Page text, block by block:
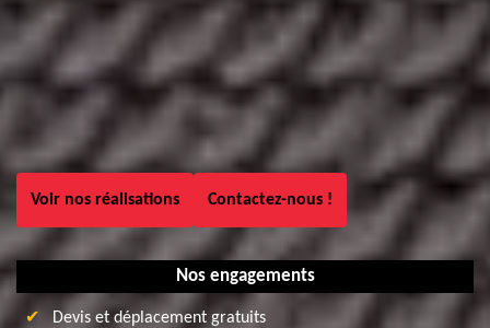
Voir nos réalisations Contactez-nous !
Nos engagements
Devis et déplacement gratuits